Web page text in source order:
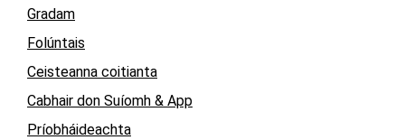
Gradam
Folúntais
Ceisteanna coitianta
Cabhair don Suíomh & App
Príobháideachta